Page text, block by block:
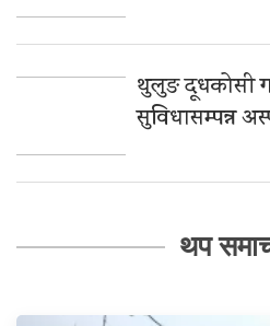
थुलुङ दूधकोसी
सुविधासम्पन्न
थप